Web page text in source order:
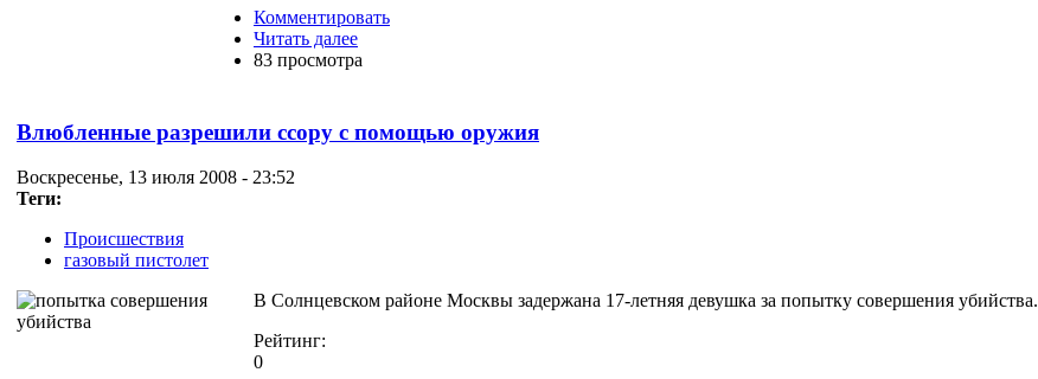
Комментировать
Читать далее
83 просмотра
Влюбленные разрешили ссору с помощью оружия
Воскресенье, 13 июля 2008 - 23:52
Теги:
Происшествия
газовый пистолет
В Солнцевском районе Москвы задержана 17-летняя девушка за попытку совершения убийства.
Рейтинг:
0